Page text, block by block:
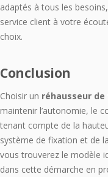
adaptés à tous les
service client à votre
choix.
Conclusion
Choisir un réhausseur
maintenir l’autonomie, le
tenant compte de la
système de fixation et de
vous trouverez le modèle
dans cette démarche en